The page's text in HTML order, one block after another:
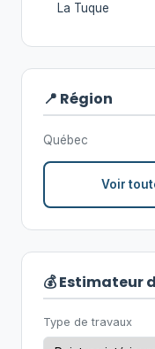
La Tuque
📍 Région
Québec
Voir
💰 Estimateur
Type de travaux